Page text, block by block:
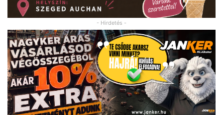
- Hirdetés -